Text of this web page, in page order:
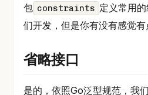
包 constraints 定义常用
们开发，但是你有没有感觉有
省略接口
是的，依照Go泛型规范，我